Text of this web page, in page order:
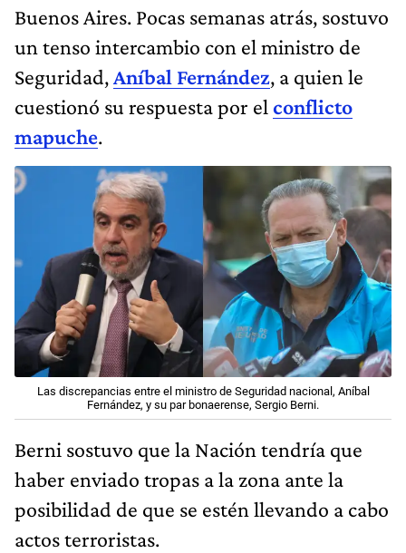
Buenos Aires. Pocas semanas atrás, sostuvo
un tenso intercambio con el ministro de
Seguridad,Aníbal Fernández, a quien le
cuestionó su respuesta por el conflicto
mapuche.
Las discrepancias entre el ministro de Seguridad nacional, Aníbal
Fernández, y su par bonaerense, Sergio Berni.
Berni sostuvo que la Nación tendría que
haber enviado tropas a la zona ante la
posibilidad de que se estén llevando a cabo
actos terroristas.